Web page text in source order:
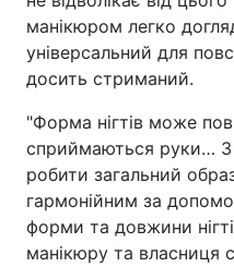
манікюром легко
універсальний для
досить стриманий.
"Форма нігтів може
сприймаються руки… З
робити загальний
гармонійним за
форми та довжини
манікюру та власниця